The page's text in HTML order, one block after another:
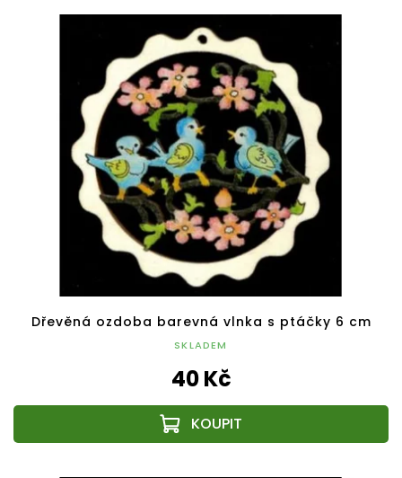
Dřevěná ozdoba barevná vlnka s ptáčky 6 cm
SKLADEM
40 Kč